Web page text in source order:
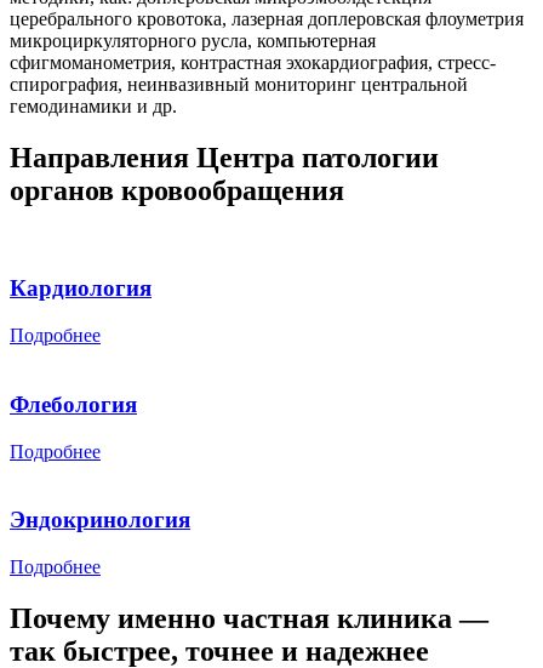
церебрального кровотока, лазерная доплеровская флоуметрия
микроциркуляторного русла, компьютерная
сфигмоманометрия, контрастная эхокардиография, стресс-
спирография, неинвазивный мониторинг центральной
гемодинамики и др.
Направления Центра патологии
органов кровообращения
Кардиология
Подробнее
Флебология
Подробнее
Эндокринология
Подробнее
Почему именно частная клиника —
так быстрее, точнее и надежнее